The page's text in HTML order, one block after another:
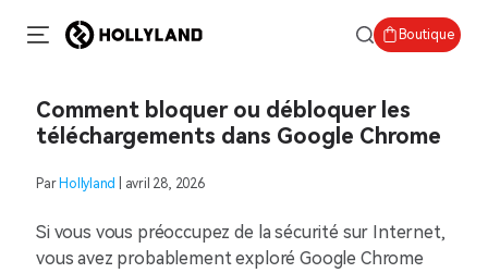
Boutique
Comment bloquer ou débloquer les
téléchargements dans Google Chrome
Par Hollyland | avril 28, 2026
Si vous vous préoccupez de la sécurité sur Internet,
vous avez probablement exploré Google Chrome